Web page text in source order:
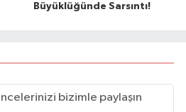
Büyüklüğünde Sarsıntı!